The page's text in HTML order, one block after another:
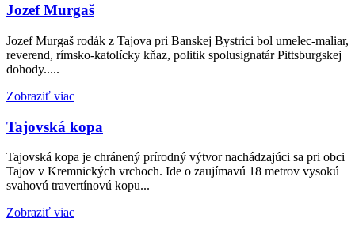
Jozef Murgaš
Jozef Murgaš rodák z Tajova pri Banskej Bystrici bol umelec-maliar,
reverend, rímsko-katolícky kňaz, politik spolusignatár Pittsburgskej
dohody.....
Zobraziť viac
Tajovská kopa
Tajovská kopa je chránený prírodný výtvor nachádzajúci sa pri obci
Tajov v Kremnických vrchoch. Ide o zaujímavú 18 metrov vysokú
svahovú travertínovú kopu...
Zobraziť viac